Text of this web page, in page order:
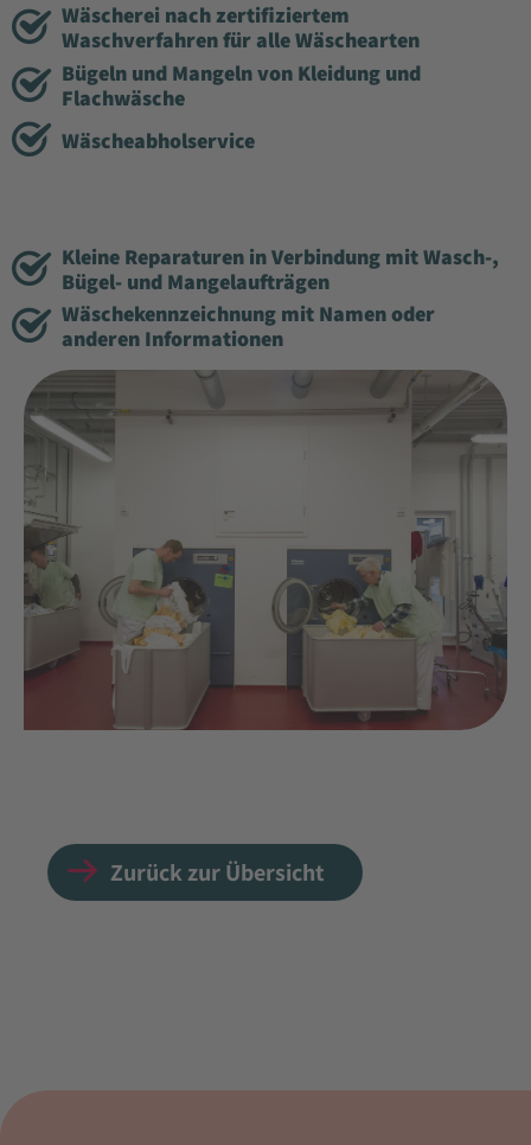
Wäscherei nach zertifiziertem
Waschverfahren für alle Wäschearten
Bügeln und Mangeln von Kleidung und
Flachwäsche
Wäscheabholservice
Kleine Reparaturen in Verbindung mit Wasch-,
Bügel- und Mangelaufträgen
Wäschekennzeichnung mit Namen oder
anderen Informationen
Zurück zur Übersicht